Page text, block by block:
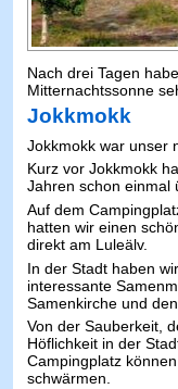
Nach drei Tagen
Mitternachtssonne
Jokkmokk
Jokkmokk war unser
Kurz vor Jokkmokk
Jahren schon einmal
Auf dem
hatten wir einen
direkt am Luleälv.
In der Stadt haben
interessante
Samenkirche und
Von der Sauberkeit,
Höflichkeit in der
Campingplatz
schwärmen.